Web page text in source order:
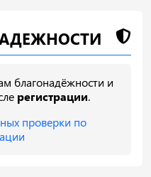
благонадёжности и
регистрации.
проверки по